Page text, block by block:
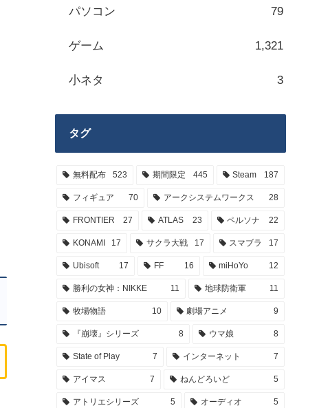
パソコン 79
ゲーム 1,321
小ネタ 3
タグ
無料配布 523 期間限定 445 Steam 187
フィギュア 70 アークシステムワークス 28
FRONTIER 27 ATLAS 23 ペルソナ 22
KONAMI 17 サクラ大戦 17 スマブラ 17
Ubisoft 17 FF 16 miHoYo 12
勝利の女神：NIKKE 11 地球防衛軍 11
牧場物語 10 劇場アニメ 9
『崩壊』シリーズ 8 ウマ娘 8
State of Play 7 インターネット 7
アイマス 7 ねんどろいど 5
アトリエシリーズ 5 オーディオ 5